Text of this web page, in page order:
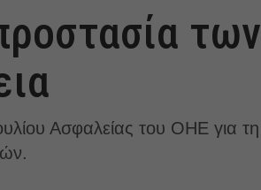
των
Ασφαλείας του ΟΗΕ για τη